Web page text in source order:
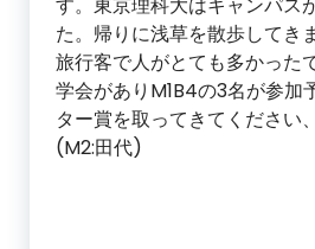
た。帰りに浅草を散歩してき
旅行客で人がとても多かった
学会がありM1B4の3名が参加
ター賞を取ってきてください
(M2:田代)